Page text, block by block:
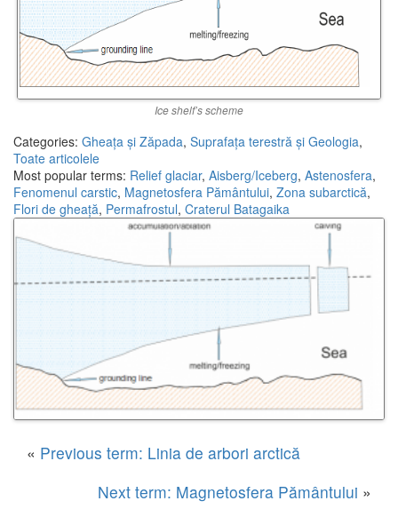
Ice shelf’s scheme
Categories: Gheața și Zăpada, Suprafața terestră și Geologia,
Toate articolele
Most popular terms: Relief glaciar, Aisberg/Iceberg, Astenosfera,
Fenomenul carstic, Magnetosfera Pământului, Zona subarctică,
Flori de gheață, Permafrostul, Craterul Batagaika
« Previous term: Linia de arbori arctică
Next term: Magnetosfera Pământului »